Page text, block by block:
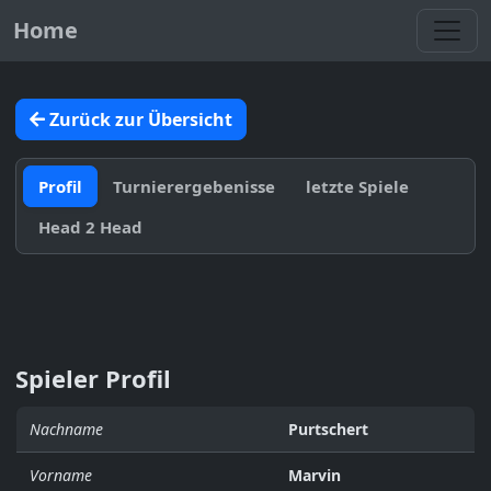
Home
Zurück zur Übersicht
Profil Turnierergebenisse
letzte Spiele
Head 2 Head
Spieler Profil
Nachname Purtschert
Vorname Marvin